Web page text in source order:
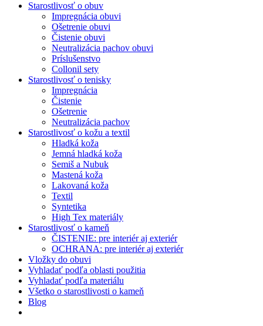
Starostlivosť o obuv
Impregnácia obuvi
Ošetrenie obuvi
Čistenie obuvi
Neutralizácia pachov obuvi
Príslušenstvo
Collonil sety
Starostlivosť o tenisky
Impregnácia
Čistenie
Ošetrenie
Neutralizácia pachov
Starostlivosť o kožu a textil
Hladká koža
Jemná hladká koža
Semiš a Nubuk
Mastená koža
Lakovaná koža
Textil
Syntetika
High Tex materiály
Starostlivosť o kameň
ČISTENIE: pre interiér aj exteriér
OCHRANA: pre interiér aj exteriér
Vložky do obuvi
Vyhladať podľa oblasti použitia
Vyhladať podľa materiálu
Všetko o starostlivosti o kameň
Blog